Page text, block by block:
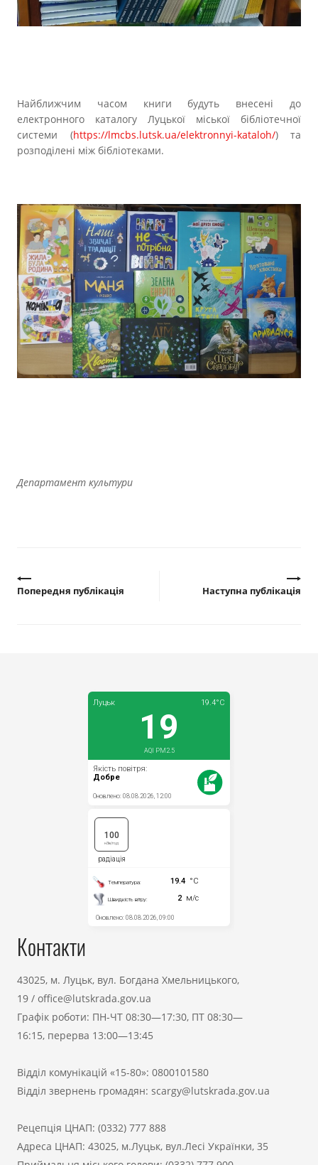
Найближчим часом книги будуть внесені до
електронного каталогу Луцької міської бібліотечної
системи (https://lmcbs.lutsk.ua/elektronnyi-kataloh/) та
розподілені між бібліотеками.
Департамент культури
Попередня публікація Наступна публікація
Контакти
43025, м. Луцьк, вул. Богдана Хмельницького,
19 / office@lutskrada.gov.ua
Графік роботи: ПН-ЧТ 08:30—17:30, ПТ 08:30—
16:15, перерва 13:00—13:45
Відділ комунікацій «15-80»: 0800101580
Відділ звернень громадян: scargy@lutskrada.gov.ua
Рецепція ЦНАП: (0332) 777 888
Адреса ЦНАП: 43025, м.Луцьк, вул.Лесі Українки, 35